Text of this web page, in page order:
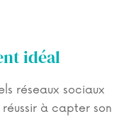
idéal
réseaux sociaux
à capter son